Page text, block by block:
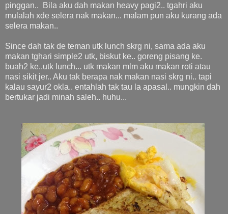
pinggan.. Bila aku dah makan heavy pagi2.. tgahri aku
mulalah xde selera nak makan... malam pun aku kurang ada
selera makan..
Since dah tak de teman utk lunch skrg ni, sama ada aku
makan tghari simple2 utk, biskut ke.. goreng pisang ke.
buah2 ke..utk lunch... utk makan mlm aku makan roti atau
nasi sikit jer.. Aku tak berapa nak makan nasi skrg ni.. tapi
kalau sayur2 okla.. entahlah tak tau la apasal.. mungkin dah
bertukar jadi minah saleh.. huhu...